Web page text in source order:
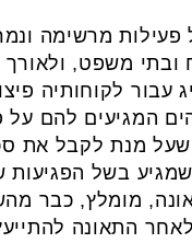
פעילות מרשימה
ובתי משפט, ולאורך
עבור לקוחותיה
המגיעים להם על
מנת לקבל את
בשל הפגיעות
מומלץ, כבר
התאונה